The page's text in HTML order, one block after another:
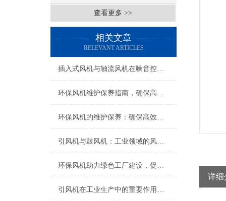
查看更多 >>
相关文章
RELEVANT ARTICLES
插入式风机与轴流风机在噪音控制上有何差异？
环保风机维护保养指南，确保高效稳定运行
环保风机的维护保养：确保高效运行的关键
引风机与鼓风机：工业领域的风动双子星
环保风机助力绿色工厂建设，促进节能减排
引风机在工业生产中的重要作用及发展趋势
详细